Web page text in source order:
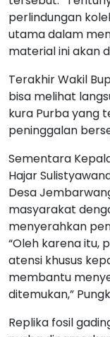
perlindungan
utama dalam
material ini akan
Terakhir Wakil
bisa melihat
kura Purba yang
peninggalan
Sementara
Hajar
Desa
masyarakat
menyerahkan
“Oleh karena itu,
atensi khusus
membantu
ditemukan,”
Replika fosil